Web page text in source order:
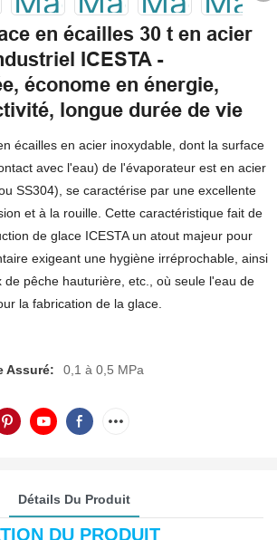
en écailles 30 t en acier
ICESTA -
économe en énergie,
longue durée de vie
écailles en acier inoxydable, dont la surface
avec l'eau) de l'évaporateur est en acier
SS304), se caractérise par une excellente
et à la rouille. Cette caractéristique fait de
de glace ICESTA un atout majeur pour
exigeant une hygiène irréprochable, ainsi
de pêche hauturière, etc., où seule l'eau de
la fabrication de la glace.
Assuré: 0,1 à 0,5 MPa
Détails Du Produit
DU PRODUIT